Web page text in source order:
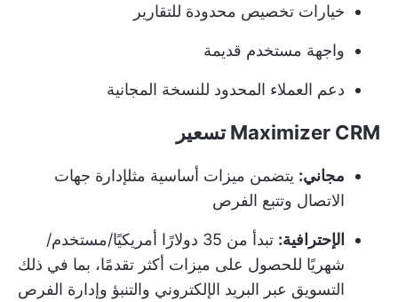
خيارات تخصيص محدودة للتقارير
واجهة مستخدم قديمة
دعم العملاء المحدود للنسخة المجانية
Maximizer CRM تسعير
مجاني: يتضمن ميزات أساسية مثلإدارة جهات
الاتصال وتتبع الفرص
الإحترافية:
تبدأ من 35 دولارًا أمريكيًا/مستخدم/
شهريًا للحصول على ميزات أكثر تقدمًا، بما في ذلك
التسويق عبر البريد الإلكتروني والتنبؤ وإدارة الفرص